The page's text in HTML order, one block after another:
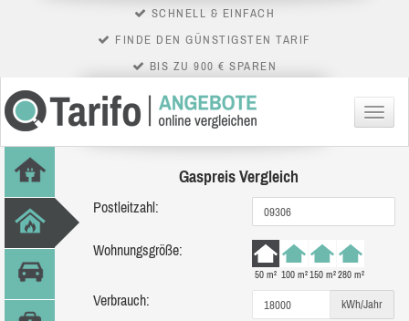
SCHNELL & EINFACH
FINDE DEN GÜNSTIGSTEN TARIF
BIS ZU 900 € SPAREN
Menü
Gaspreis Vergleich
Postleitzahl:
Wohnungsgröße:
50 m² 100 m²150 m²280 m²
Verbrauch: kWh/Jahr